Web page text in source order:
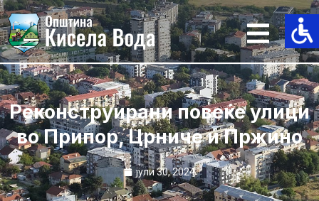
Skip
to
content
Реконструирани повеќе улици
во Припор, Црниче и Пржино
јули 30, 2024